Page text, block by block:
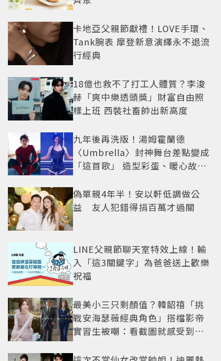
卡地亞父親節獻禮！LOVE手環、
Tank腕表 摩登新意演繹永不退流
行經典
18億也救不了打工人體質？李浚
赫「爽中樂透頭獎」財富自由照
樣上班 西裝社畜帥出新高度
九年後再洗版！湯姆霍蘭德
〈Umbrella〉封神舞台差點變成
「這首歌」 造型彩蛋、暖心故事
偽單親4年半！安以軒低調做公
益 友人犯錯得捐百萬才過關
LINE父親節聊天室特效上線！輸
入「這3關鍵字」為爸爸送上歡樂
祝福
最美小三只剩顏值？韓韶禧「挑
戰安海瑟薇經典角色」搭檔影帝
實習生被嘲：看截圖就感受到演